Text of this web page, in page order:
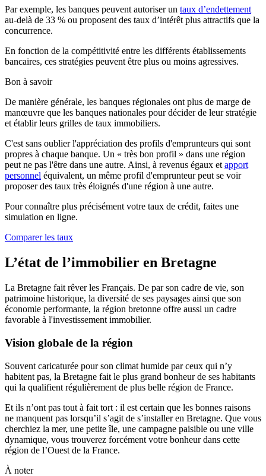
Par exemple, les banques peuvent autoriser un taux d’endettement
au-delà de 33 % ou proposent des taux d’intérêt plus attractifs que la
concurrence.
En fonction de la compétitivité entre les différents établissements
bancaires, ces stratégies peuvent être plus ou moins agressives.
Bon à savoir
De manière générale, les banques régionales ont plus de marge de
manœuvre que les banques nationales pour décider de leur stratégie
et établir leurs grilles de taux immobiliers.
C'est sans oublier l'appréciation des profils d'emprunteurs qui sont
propres à chaque banque. Un « très bon profil » dans une région
peut ne pas l'être dans une autre. Ainsi, à revenus égaux et apport
personnel équivalent, un même profil d'emprunteur peut se voir
proposer des taux très éloignés d'une région à une autre.
Pour connaître plus précisément votre taux de crédit, faites une
simulation en ligne.
Comparer les taux
L’état de l’immobilier en Bretagne
La Bretagne fait rêver les Français. De par son cadre de vie, son
patrimoine historique, la diversité de ses paysages ainsi que son
économie performante, la région bretonne offre aussi un cadre
favorable à l'investissement immobilier.
Vision globale de la région
Souvent caricaturée pour son climat humide par ceux qui n’y
habitent pas, la Bretagne fait le plus grand bonheur de ses habitants
qui la qualifient régulièrement de plus belle région de France.
Et ils n’ont pas tout à fait tort : il est certain que les bonnes raisons
ne manquent pas lorsqu’il s’agit de s’installer en Bretagne. Que vous
cherchiez la mer, une petite île, une campagne paisible ou une ville
dynamique, vous trouverez forcément votre bonheur dans cette
région de l’Ouest de la France.
À noter